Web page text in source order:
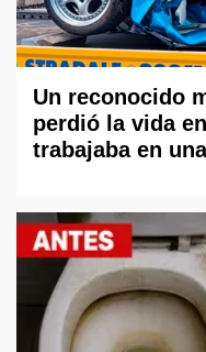
Un reconocido
perdió la vida
trabajaba en